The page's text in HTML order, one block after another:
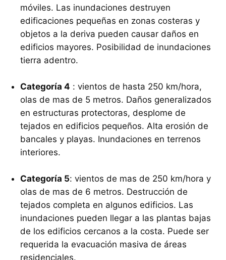
móviles. Las inundaciones destruyen
edificaciones pequeñas en zonas costeras y
objetos a la deriva pueden causar daños en
edificios mayores. Posibilidad de inundaciones
tierra adentro.
Categoría 4 : vientos de hasta 250 km/hora,
olas de mas de 5 metros. Daños generalizados
en estructuras protectoras, desplome de
tejados en edificios pequeños. Alta erosión de
bancales y playas. Inundaciones en terrenos
interiores.
Categoría 5: vientos de mas de 250 km/hora y
olas de mas de 6 metros. Destrucción de
tejados completa en algunos edificios. Las
inundaciones pueden llegar a las plantas bajas
de los edificios cercanos a la costa. Puede ser
requerida la evacuación masiva de áreas
residenciales.